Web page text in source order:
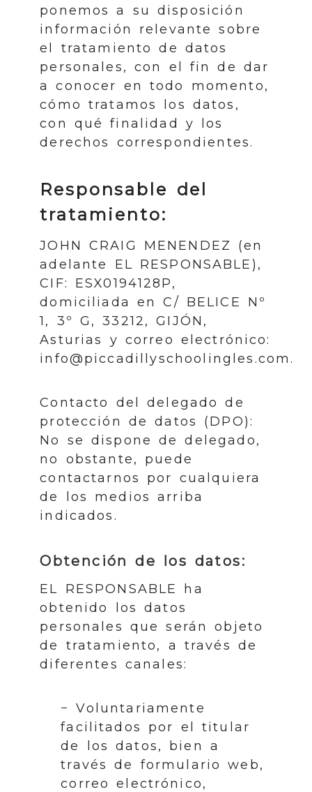
ponemos a su disposición
información relevante sobre
el tratamiento de datos
personales, con el fin de dar
a conocer en todo momento,
cómo tratamos los datos,
con qué finalidad y los
derechos correspondientes.
Responsable del
tratamiento:
JOHN CRAIG MENENDEZ
(en
adelante EL RESPONSABLE),
CIF: ESX0194128P,
domiciliada enC/ BELICE Nº
1, 3º G ,33212,GIJÓN ,
Asturias
y correo electrónico:
info@piccadillyschoolingles.com.
Contacto del delegado de
protección de datos (DPO):
No se dispone de delegado,
no obstante, puede
contactarnos por cualquiera
de los medios arriba
indicados.
Obtención de los datos:
EL RESPONSABLE ha
obtenido los datos
personales que serán objeto
de tratamiento, a través de
diferentes canales:
− Voluntariamente
facilitados por el titular
de los datos, bien a
través de formulario web,
correo electrónico,